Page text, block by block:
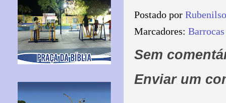
Postado por
Marcadores:
Sem
Enviar um